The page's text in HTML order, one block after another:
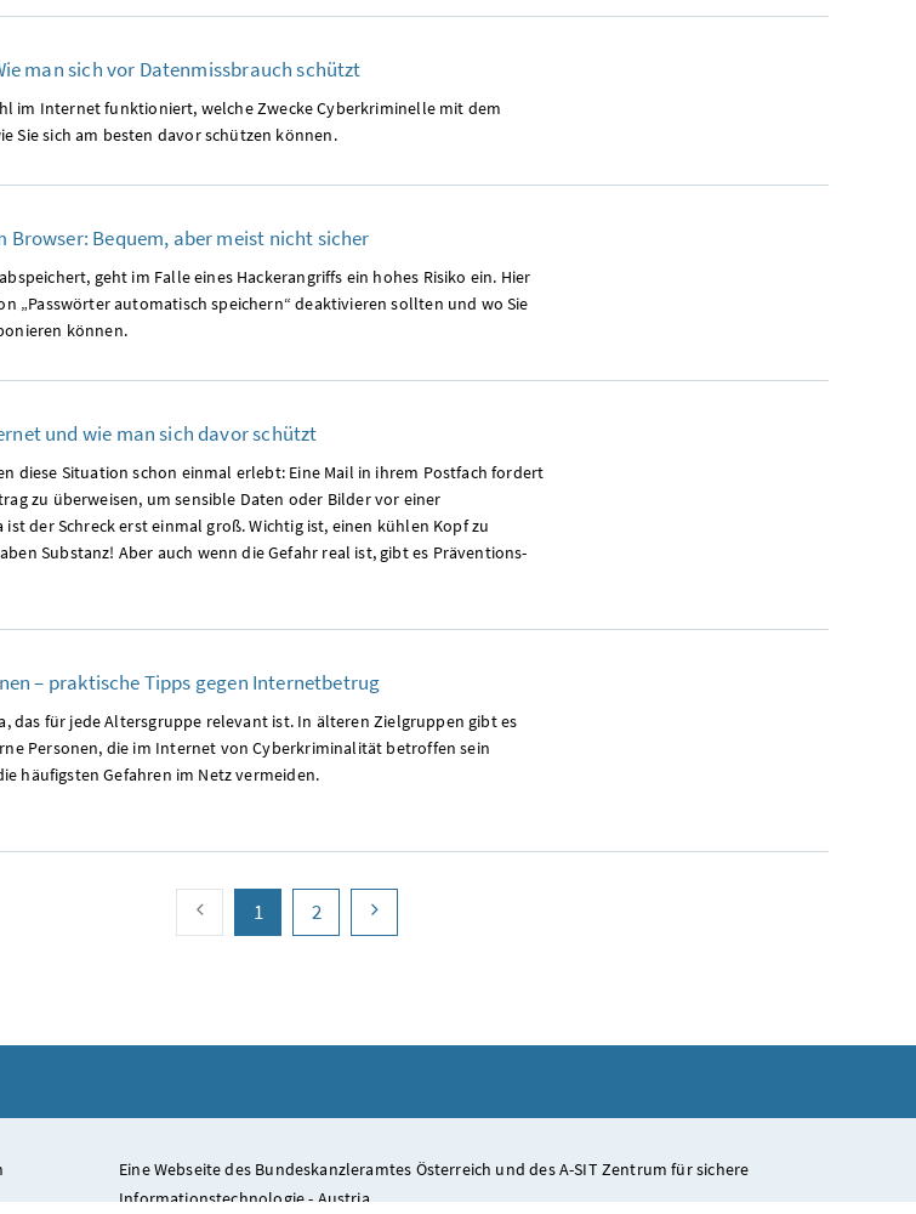
man sich vor Datenmissbrauch schützt
im Internet funktioniert, welche Zwecke Cyberkriminelle mit dem
Sie sich am besten davor schützen können.
Browser: Bequem, aber meist nicht sicher
geht im Falle eines Hackerangriffs ein hohes Risiko ein. Hier
„Passwörter automatisch speichern“ deaktivieren sollten und wo Sie
können.
und wie man sich davor schützt
diese Situation schon einmal erlebt: Eine Mail in ihrem Postfach fordert
zu überweisen, um sensible Daten oder Bilder vor einer
der Schreck erst einmal groß. Wichtig ist, einen kühlen Kopf zu
Substanz! Aber auch wenn die Gefahr real ist, gibt es Präventions-
– praktische Tipps gegen Internetbetrug
das für jede Altersgruppe relevant ist. In älteren Zielgruppen gibt es
Personen, die im Internet von Cyberkriminalität betroffen sein
häufigsten Gefahren im Netz vermeiden.
vorherige Seite
Seite
1 (aktuell)Seite
2
Eine Webseite des Bundeskanzleramtes Österreich und des A-SIT Zentrum für sichere
Informationstechnologie - Austria